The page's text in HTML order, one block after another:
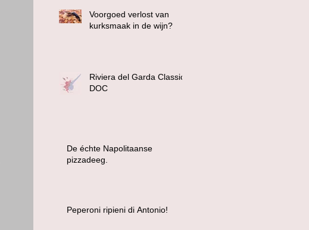
Voorgoed verlost van
kurksmaak in de wijn?
Riviera del Garda Classico
DOC
De échte Napolitaanse
pizzadeeg.
Peperoni ripieni di Antonio!